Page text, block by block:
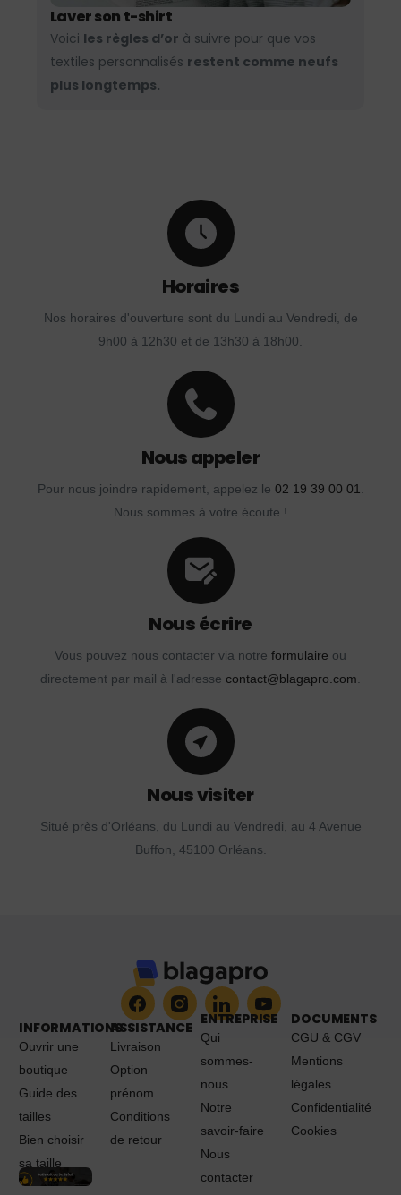
Laver son t-shirt
Voici les règles d’or à suivre pour que vos
textiles personnalisés restent comme neufs
plus longtemps.
Horaires
Nos horaires d'ouverture sont du Lundi au Vendredi, de
9h00 à 12h30 et de 13h30 à 18h00.
Nous appeler
Pour nous joindre rapidement, appelez le 02 19 39 00 01.
Nous sommes à votre écoute !
Nous écrire
Vous pouvez nous contacter via notre formulaire ou
directement par mail à l'adresse contact@blagapro.com.
Nous visiter
Situé près d'Orléans, du Lundi au Vendredi, au 4 Avenue
Buffon, 45100 Orléans.
INFORMATIONS
Ouvrir une
boutique
Guide des
tailles
Bien choisir
sa taille
ASSISTANCE
Livraison
Option
prénom
Conditions
de retour
ENTREPRISE
Qui
sommes-
nous
Notre
savoir-faire
Nous
contacter
DOCUMENTS
CGU & CGV
Mentions
légales
Confidentialité
Cookies